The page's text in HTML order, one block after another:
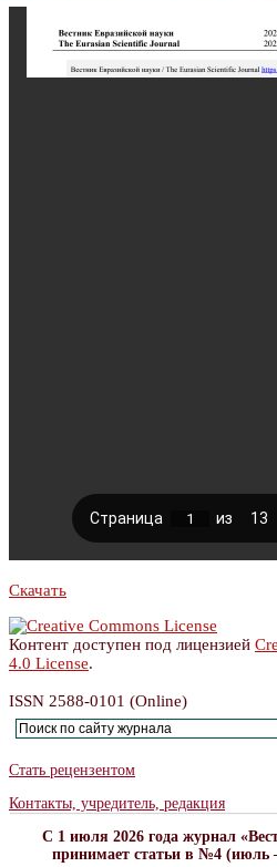
Скачать
Контент доступен под лицензией
4.0 License.
ISSN 2588-0101 (Online)
Стать рецензентом
Контакты, учредитель, редакция
C 1 июля 2026 года журнал
принимает статьи в №4 (июль